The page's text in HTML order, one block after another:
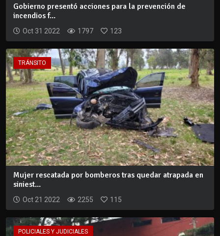
Gobierno presentó acciones para la prevención de
incendios f...
Oct 31 2022 1797 123
TRÁNSITO
Mujer rescatada por bomberos tras quedar atrapada en
siniest...
Oct 21 2022 2255 115
POLICIALES Y JUDICIALES